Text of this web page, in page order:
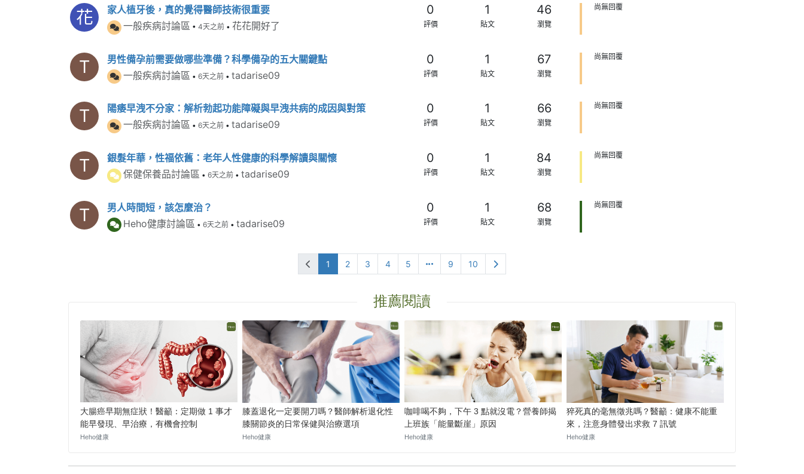
蘇打餅乾,甚至可以吃火鍋
大概配合6月瘦了16公斤了
花
家人植牙後，真的覺得醫師技術很重要
一般疾病討論區 • 4天之前 • 花花開好了
0
評價
1
貼文
46
瀏覽
尚無回覆
T
男性備孕前需要做哪些準備？科學備孕的五大關鍵點
一般疾病討論區 • 6天之前 • tadarise09
0
評價
1
貼文
67
瀏覽
尚無回覆
T
陽痿早洩不分家：解析勃起功能障礙與早洩共病的成因與對策
一般疾病討論區 • 6天之前 • tadarise09
0
評價
1
貼文
66
瀏覽
尚無回覆
T
銀髮年華，性福依舊：老年人性健康的科學解讀與關懷
保健保養品討論區 • 6天之前 • tadarise09
0
評價
1
貼文
84
瀏覽
尚無回覆
T
男人時間短，該怎麼治？
Heho健康討論區 • 6天之前 • tadarise09
0
評價
1
貼文
68
瀏覽
尚無回覆
1 2 3 4 5 9 10